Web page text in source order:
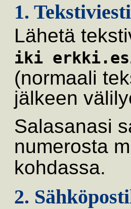
1.
Lähetä
iki
(normaali
jälkeen
Salasanasi
numerosta
kohdassa.
2.